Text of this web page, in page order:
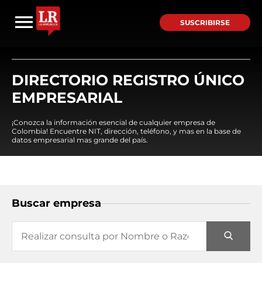
SUSCRIBIRSE
DIRECTORIO REGISTRO ÚNICO
EMPRESARIAL
¡Conozca la información esencial de cualquier empresa de
Colombia! Encuentre NIT, dirección, teléfono, y mas en la base de
datos empresarial mas grande del país.
Buscar empresa